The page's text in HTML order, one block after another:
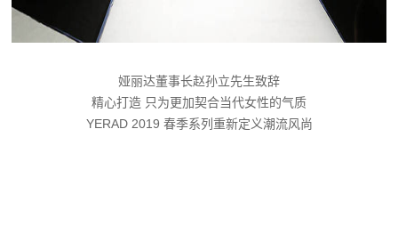
娅丽达董事长赵孙立先生致辞
精心打造 只为更加契合当代女性的气质
YERAD 2019 春季系列重新定义潮流风尚